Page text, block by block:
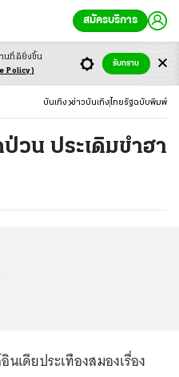
สมัครบริการ
บันเทิง ข่าวบันเทิง ไทยรัฐฉบับพิมพ์
วน ประเดิมขำฮา
เดียประเทืองสมองเรื่อง
านที่ดียิ่งขึ้น
Policy)
รับทราบ